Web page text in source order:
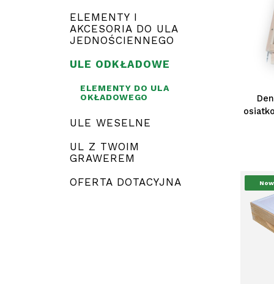
ELEMENTY I
AKCESORIA DO ULA
JEDNOŚCIENNEGO
ULE ODKŁADOWE
ELEMENTY DO ULA
OKŁADOWEGO
ULE WESELNE
UL Z TWOIM
GRAWEREM
OFERTA DOTACYJNA